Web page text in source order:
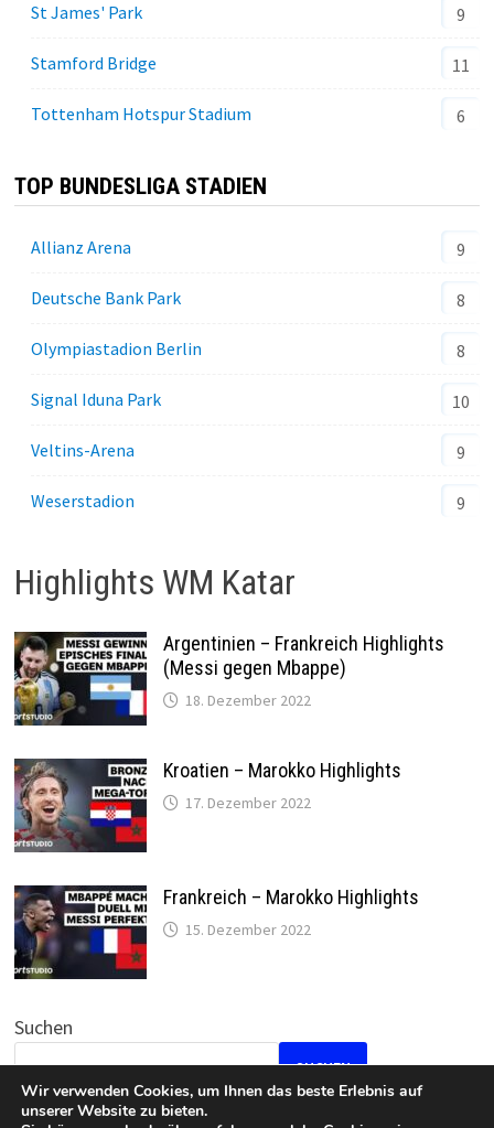
St James' Park 9
Stamford Bridge 11
Tottenham Hotspur Stadium 6
TOP BUNDESLIGA STADIEN
Allianz Arena 9
Deutsche Bank Park 8
Olympiastadion Berlin 8
Signal Iduna Park 10
Veltins-Arena 9
Weserstadion 9
Highlights WM Katar
Argentinien – Frankreich Highlights
(Messi gegen Mbappe)
18. Dezember 2022
Kroatien – Marokko Highlights
17. Dezember 2022
Frankreich – Marokko Highlights
15. Dezember 2022
Suchen
SUCHEN
Wir verwenden Cookies, um Ihnen das beste Erlebnis auf
unserer Website zu bieten.